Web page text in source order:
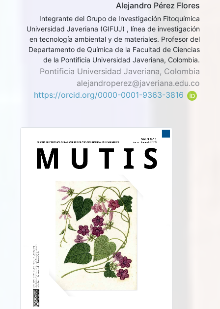
Alejandro Pérez Flores
Integrante del Grupo de Investigación Fitoquímica
Universidad Javeriana (GIFUJ) , línea de investigación
en tecnología ambiental y de materiales. Profesor del
Departamento de Química de la Facultad de Ciencias
de la Pontificia Universidad Javeriana, Colombia.
Pontificia Universidad Javeriana, Colombia
alejandroperez@javeriana.edu.co
https://orcid.org/0000-0001-9363-3816